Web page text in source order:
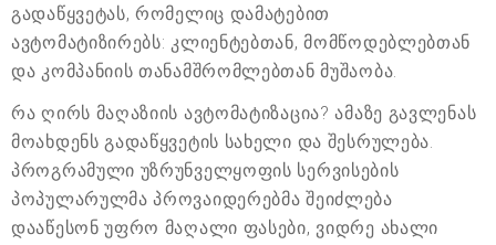
გადაწყვეტას, რომელიც დამატებით
ავტომატიზირებს: კლიენტებთან, მომწოდებლებთან
და კომპანიის თანამშრომლებთან მუშაობა.
რა ღირს მაღაზიის ავტომატიზაცია? ამაზე გავლენას
მოახდენს გადაწყვეტის სახელი და შესრულება.
პროგრამული უზრუნველყოფის სერვისების
პოპულარულმა პროვაიდერებმა შეიძლება
დააწესონ უფრო მაღალი ფასები, ვიდრე ახალი